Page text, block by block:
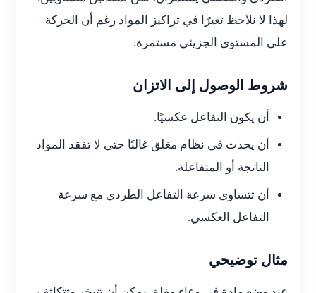
لهذا لا نلاحظ تغيرًا في تراكيز المواد رغم أن الحركة
على المستوى الجزيئي مستمرة.
شروط الوصول إلى الاتزان
أن يكون التفاعل عكسيًا.
أن يحدث في نظام مغلق غالبًا حتى لا تفقد المواد
الناتجة أو المتفاعلة.
أن تتساوى سرعة التفاعل الطردي مع سرعة
التفاعل العكسي.
مثال توضيحي